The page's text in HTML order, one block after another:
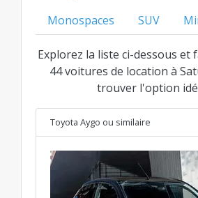
Monospaces
SUV
Explorez la liste ci-dessous et
44 voitures de location à
trouver l'option
Toyota Aygo ou similaire